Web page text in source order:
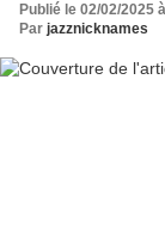
Publié le 02/02/2025
Par jazznicknames